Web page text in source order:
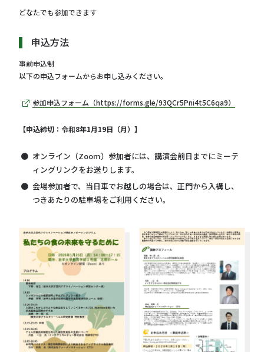
どなたでも参加できます
申込方法
事前申込制
以下の申込フォームからお申し込みください。
参加申込フォーム（https://forms.gle/93QCr5Pni4t5C6qa9）
【申込締切：令和8年1月19日（月）】
オンライン（Zoom）参加者には、講演会前日までにミーテ
ィングリンクをお送りします。
会場参加者で、当日車でお越しの場合は、正門から入構し、
つきあたりの駐車場をご利用ください。